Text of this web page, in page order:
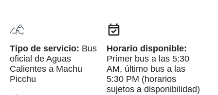
Tipo de servicio: Bus
oficial de Aguas
Calientes a Machu
Picchu
Horario disponible:
Primer bus a las 5:30
AM, último bus a las
5:30 PM (horarios
sujetos a disponibilidad)